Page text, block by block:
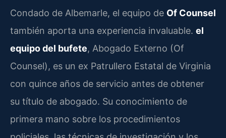
Condado de Albemarle, el equipo de Of Counsel
también aporta una experiencia invaluable. el
equipo del bufete, Abogado Externo (Of
Counsel), es un ex Patrullero Estatal de Virginia
con quince años de servicio antes de obtener
su título de abogado. Su conocimiento de
primera mano sobre los procedimientos